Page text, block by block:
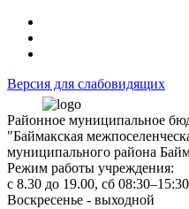
Версия для слабовидящих
Районное муниципальное
"Баймакская
муниципального района
Режим работы учреждения:
с 8.30 до 19.00, сб 08:30–15:30
Воскресенье - выходной